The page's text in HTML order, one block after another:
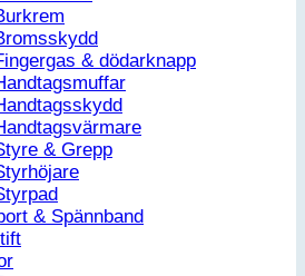
& dödarknapp
& Grepp
& Spännband